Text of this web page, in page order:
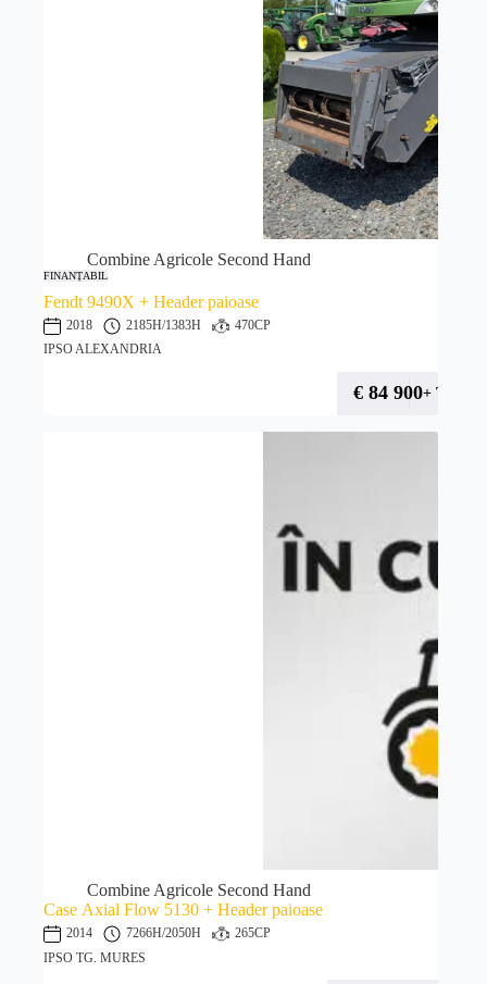
Combine Agricole Second Hand
FINANȚABIL
Fendt 9490X + Header paioase
2018 2185H/1383H
470CP
IPSO ALEXANDRIA
€ 84 900+ TVA
Combine Agricole Second Hand
Case Axial Flow 5130 + Header paioase
2014 7266H/2050H
265CP
IPSO TG. MURES